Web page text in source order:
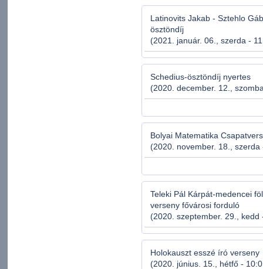
Latinovits Jakab - Sztehlo
ösztöndíj
(2021. január. 06., szerda -
Schedius-ösztöndíj nyertes
(2020. december. 12.,
Bolyai Matematika
(2020. november. 18., szerda
Teleki Pál Kárpát-medencei
verseny fővárosi forduló
(2020. szeptember. 29., kedd
Holokauszt esszé író verseny
(2020. június. 15., hétfő -